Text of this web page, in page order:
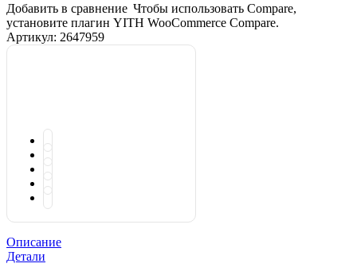
Добавить в сравнение Чтобы использовать Compare,
установите плагин YITH WooCommerce Compare.
Артикул: 2647959
Описание
Детали